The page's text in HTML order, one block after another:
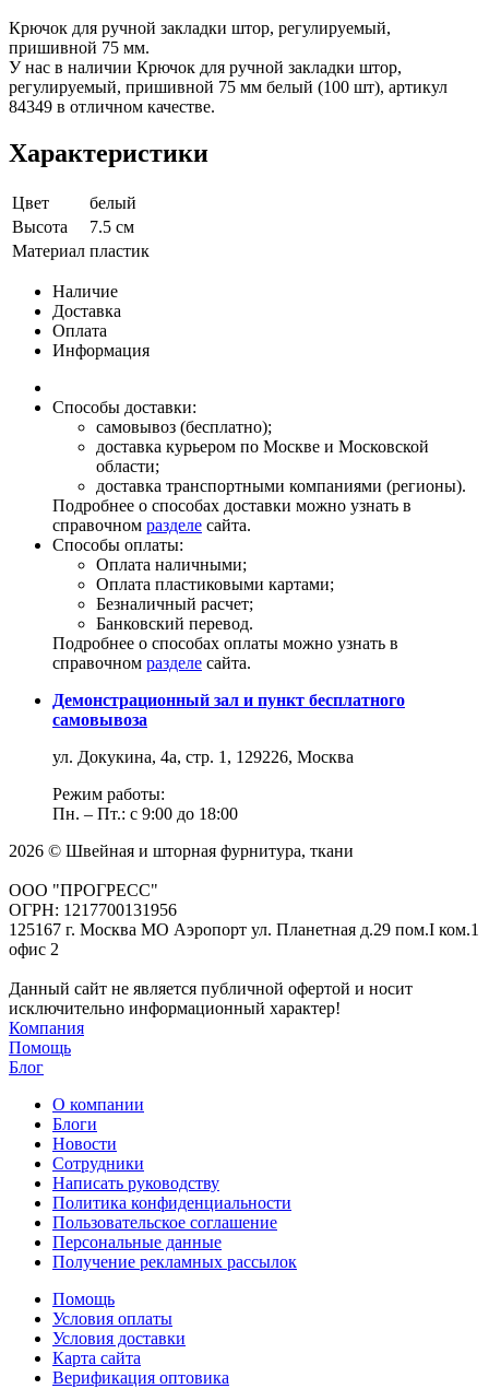
Крючок для ручной закладки штор, регулируемый,
пришивной 75 мм.
У нас в наличии Крючок для ручной закладки штор,
регулируемый, пришивной 75 мм белый (100 шт), артикул
84349 в отличном качестве.
Характеристики
Цвет
белый
Высота
7.5 см
Материал пластик
Наличие
Доставка
Оплата
Информация
Способы доставки:
самовывоз (бесплатно);
доставка курьером по Москве и Московской
области;
доставка транспортными компаниями (регионы).
Подробнее о способах доставки можно узнать в
справочном разделе сайта.
Способы оплаты:
Оплата наличными;
Оплата пластиковыми картами;
Безналичный расчет;
Банковский перевод.
Подробнее о способах оплаты можно узнать в
справочном разделе сайта.
Демонстрационный зал и пункт бесплатного
самовывоза
ул. Докукина, 4а, стр. 1, 129226, Москва
Режим работы:
Пн. – Пт.: с 9:00 до 18:00
2026 © Швейная и шторная фурнитура, ткани
ООО "ПРОГРЕСС"
ОГРН: 1217700131956
125167 г. Москва МО Аэропорт ул. Планетная д.29 пом.I ком.1
офис 2
Данный сайт не является публичной офертой и носит
исключительно информационный характер!
Компания
Помощь
Блог
О компании
Блоги
Новости
Сотрудники
Написать руководству
Политика конфиденциальности
Пользовательское соглашение
Персональные данные
Получение рекламных рассылок
Помощь
Условия оплаты
Условия доставки
Карта сайта
Верификация оптовика